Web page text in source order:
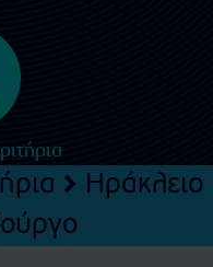
Ηράκλειο